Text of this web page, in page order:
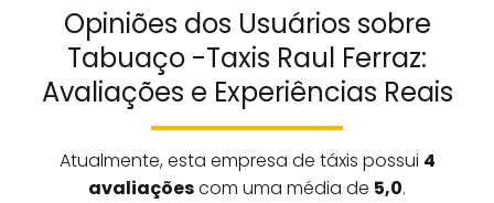
Opiniões dos Usuários sobre
Tabuaço -Taxis Raul Ferraz:
Avaliações e Experiências Reais
Atualmente, esta empresa de táxis possui 4
avaliaçõescom uma média de 5,0.